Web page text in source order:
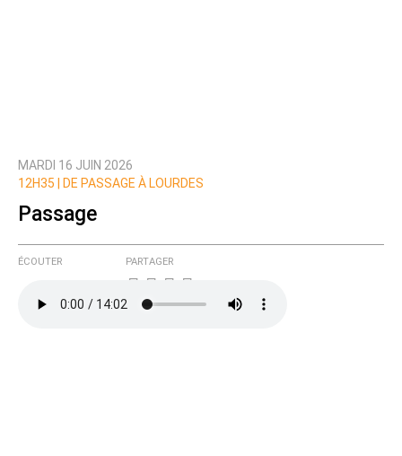
Prévenez-moi de tous les nouveaux commentaires
MARDI 16 JUIN 2026
12H35 |
DE PASSAGE À LOURDES
Passage
ÉCOUTER PARTAGER